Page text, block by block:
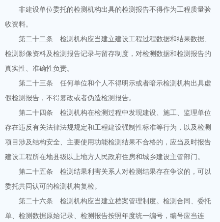
非建设单位委托的检测机构出具的检测报告不得作为工程质量验
收资料。
第二十二条 检测机构应当建立建设工程过程数据和结果数据、
检测影像资料及检测报告记录与留存制度，对检测数据和检测报告的
真实性、准确性负责。
第二十三条 任何单位和个人不得明示或者暗示检测机构出具虚
假检测报告，不得篡改或者伪造检测报告。
第二十四条 检测机构在检测过程中发现建设、施工、监理单位
存在违反有关法律法规规定和工程建设强制性标准等行为，以及检测
项目涉及结构安全、主要使用功能检测结果不合格的，应当及时报告
建设工程所在地县级以上地方人民政府住房和城乡建设主管部门。
第二十五条 检测结果利害关系人对检测结果存在争议的，可以
委托共同认可的检测机构复检。
第二十六条 检测机构应当建立档案管理制度。检测合同、委托
单、检测数据原始记录、检测报告按照年度统一编号，编号应当连